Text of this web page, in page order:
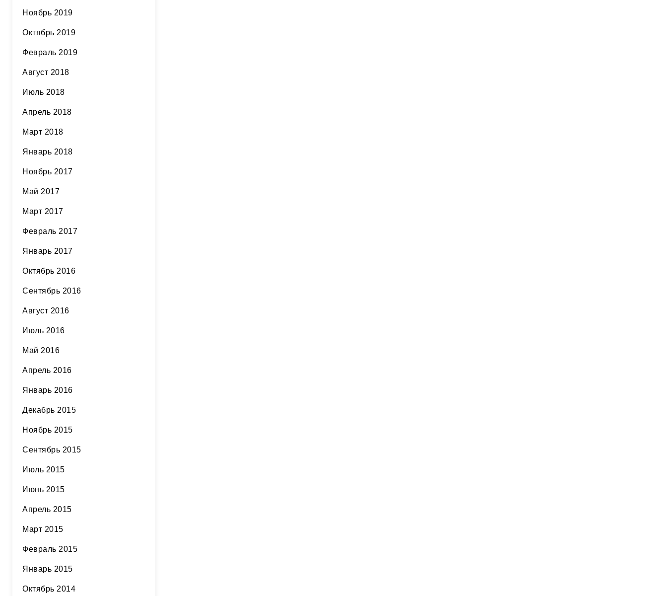
Ноябрь 2019
Октябрь 2019
Февраль 2019
Август 2018
Июль 2018
Апрель 2018
Март 2018
Январь 2018
Ноябрь 2017
Май 2017
Март 2017
Февраль 2017
Январь 2017
Октябрь 2016
Сентябрь 2016
Август 2016
Июль 2016
Май 2016
Апрель 2016
Январь 2016
Декабрь 2015
Ноябрь 2015
Сентябрь 2015
Июль 2015
Июнь 2015
Апрель 2015
Март 2015
Февраль 2015
Январь 2015
Октябрь 2014